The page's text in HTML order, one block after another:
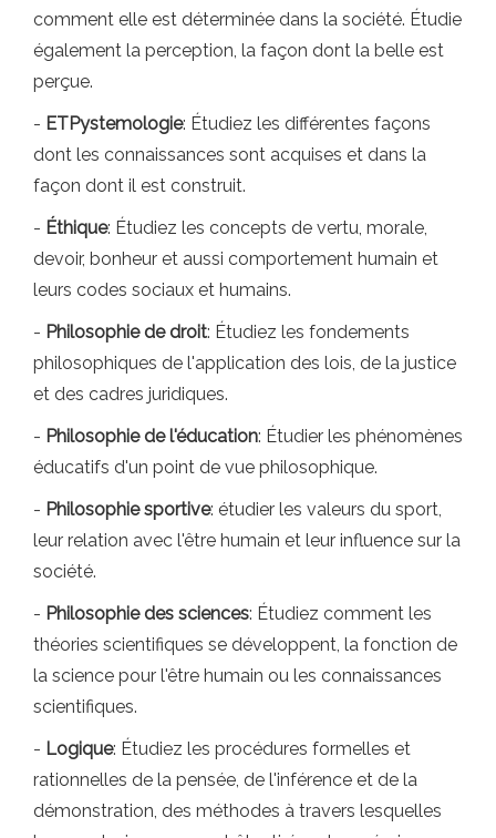
comment elle est déterminée dans la société. Étudie
également la perception, la façon dont la belle est
perçue.
- ETPystemologie: Étudiez les différentes façons
dont les connaissances sont acquises et dans la
façon dont il est construit.
- Éthique: Étudiez les concepts de vertu, morale,
devoir, bonheur et aussi comportement humain et
leurs codes sociaux et humains.
- Philosophie de droit: Étudiez les fondements
philosophiques de l'application des lois, de la justice
et des cadres juridiques.
- Philosophie de l'éducation: Étudier les phénomènes
éducatifs d'un point de vue philosophique.
- Philosophie sportive: étudier les valeurs du sport,
leur relation avec l'être humain et leur influence sur la
société.
- Philosophie des sciences: Étudiez comment les
théories scientifiques se développent, la fonction de
la science pour l'être humain ou les connaissances
scientifiques.
- Logique: Étudiez les procédures formelles et
rationnelles de la pensée, de l'inférence et de la
démonstration, des méthodes à travers lesquelles